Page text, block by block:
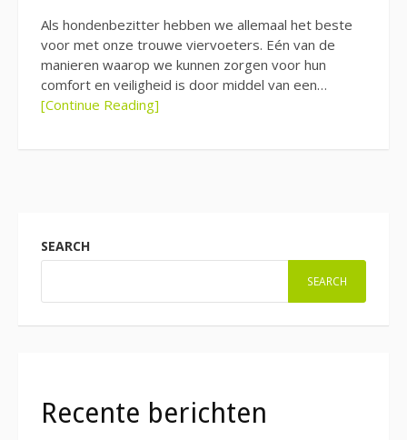
Als hondenbezitter hebben we allemaal het beste
voor met onze trouwe viervoeters. Eén van de
manieren waarop we kunnen zorgen voor hun
comfort en veiligheid is door middel van een…
[Continue Reading]
SEARCH
SEARCH
Recente berichten